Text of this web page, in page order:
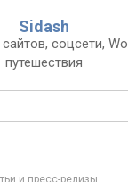
Sidash
соцсети,
путешествия
и пресс-релизы